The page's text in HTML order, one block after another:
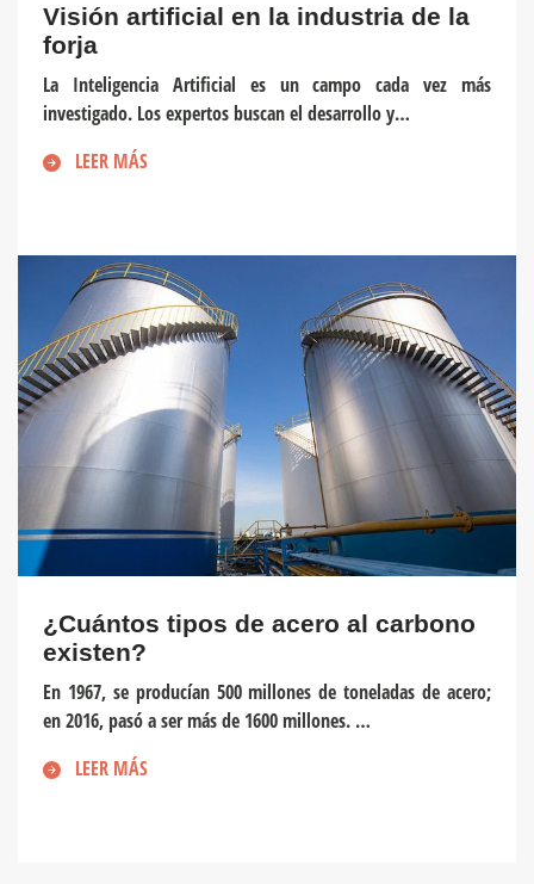
Visión artificial en la industria de la
forja
La Inteligencia Artificial es un campo cada vez más
investigado. Los expertos buscan el desarrollo y…
LEER MÁS
¿Cuántos tipos de acero al carbono
existen?
En 1967, se producían 500 millones de toneladas de acero;
en 2016, pasó a ser más de 1600 millones. …
LEER MÁS